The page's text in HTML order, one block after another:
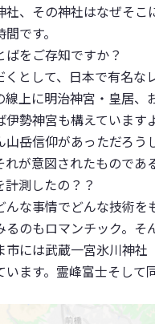
、その神社はなぜそこ
です。
をご存知ですか？
くとして、日本で有名
上に明治神宮・皇居
勢神宮も構えています
山岳信仰があっただろ
が意図されたものであ
測したの？？
んな事情でどんな技術
のもロマンチック。そ
市には武蔵一宮氷川神
います。霊峰富士そし